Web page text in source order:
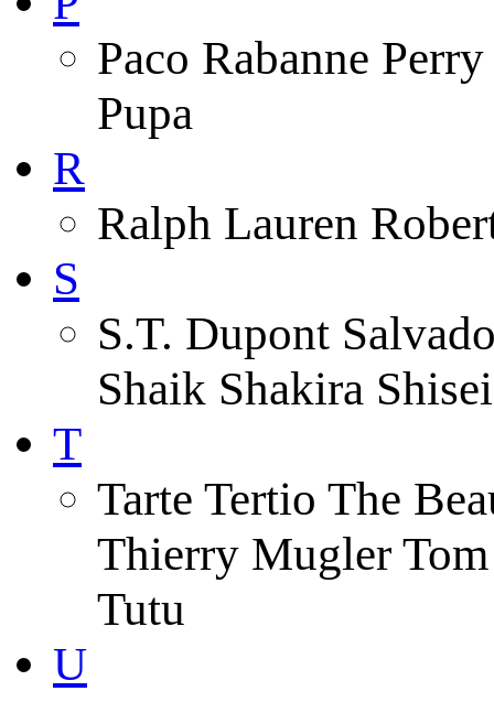
Paco Rabanne
Pupa
R
Ralph Lauren
S
S.T. Dupont
Shaik Shakira
T
Tarte Tertio The
Thierry Mugler
Tutu
U